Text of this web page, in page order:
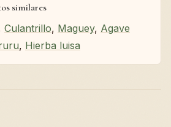
similares
Culantrillo, Maguey, Agave
, Hierba luisa